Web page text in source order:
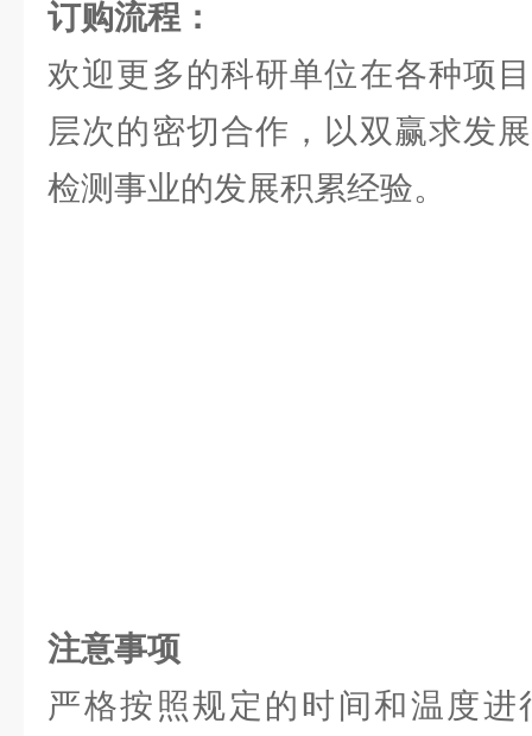
订购流程：
欢迎更多的科研单位在各种项
层次的密切合作，以双赢求发
检测事业的发展积累经验。
注意事项
严格按照规定的时间和温度